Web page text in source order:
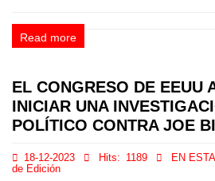
Read more
EL CONGRESO DE EEUU
INICIAR UNA
POLÍTICO CONTRA JOE
18-12-2023 Hits: 1189 EN
de Edición